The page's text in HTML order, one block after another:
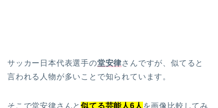
サッカー日本代表選手の堂安律さんですが、似てると
言われる人物が多いことで知られています。
そこで堂安律さんと似てる芸能人6人 を画像比較してみ